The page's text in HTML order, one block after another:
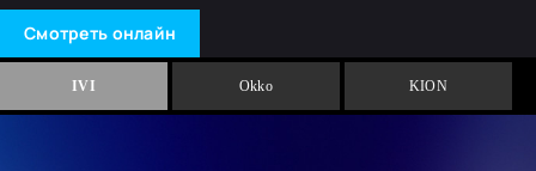
Смотреть онлайн
IVI Okko KION